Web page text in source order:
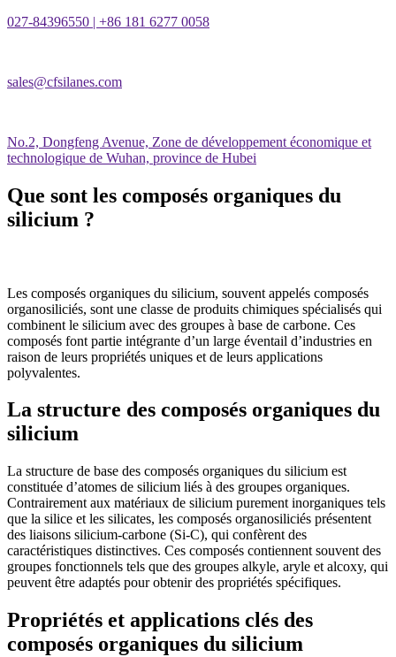
027-84396550 | +86 181 6277 0058
sales@cfsilanes.com
No.2, Dongfeng Avenue, Zone de développement économique et
technologique de Wuhan, province de Hubei
Que sont les composés organiques du
silicium ?
Les composés organiques du silicium, souvent appelés composés
organosiliciés, sont une classe de produits chimiques spécialisés qui
combinent le silicium avec des groupes à base de carbone. Ces
composés font partie intégrante d’un large éventail d’industries en
raison de leurs propriétés uniques et de leurs applications
polyvalentes.
La structure des composés organiques du
silicium
La structure de base des composés organiques du silicium est
constituée d’atomes de silicium liés à des groupes organiques.
Contrairement aux matériaux de silicium purement inorganiques tels
que la silice et les silicates, les composés organosiliciés présentent
des liaisons silicium-carbone (Si-C), qui confèrent des
caractéristiques distinctives. Ces composés contiennent souvent des
groupes fonctionnels tels que des groupes alkyle, aryle et alcoxy, qui
peuvent être adaptés pour obtenir des propriétés spécifiques.
Propriétés et applications clés des
composés organiques du silicium